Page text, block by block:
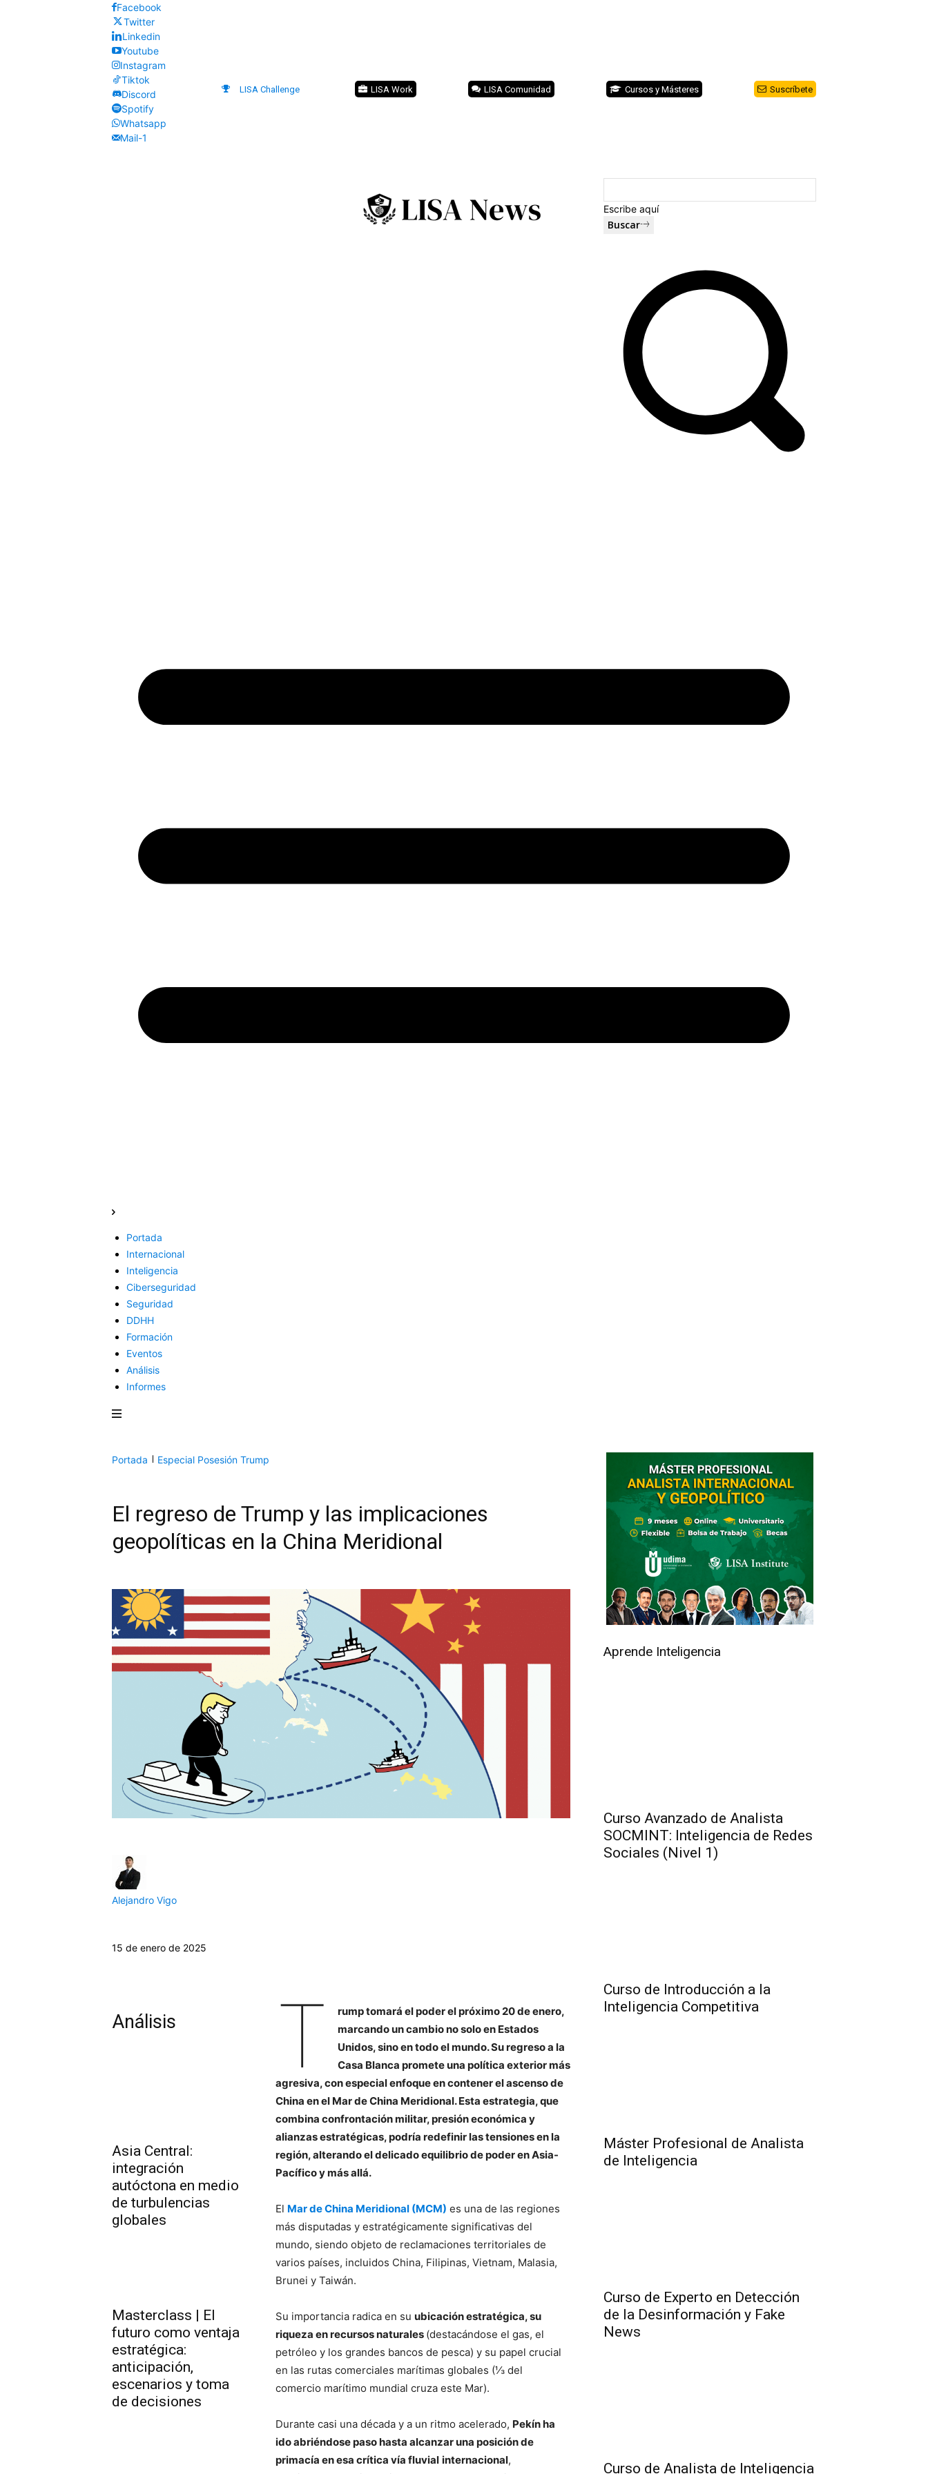
Suscríbete
Cursos y Másteres
LISA Comunidad
LISA Work
LISA Challenge
Facebook
Twitter
Linkedin
Youtube
Instagram
Tiktok
Discord
Spotify
Whatsapp
Mail-1
Escribe aquí
Buscar
Portada
Internacional
Inteligencia
Ciberseguridad
Seguridad
DDHH
Formación
Eventos
Análisis
Informes
Portada Especial Posesión Trump
El regreso de Trump y las implicaciones
geopolíticas en la China Meridional
Alejandro Vigo
15 de enero de 2025
Análisis
Asia Central:
integración
autóctona en medio
de turbulencias
globales
Masterclass | El
futuro como ventaja
estratégica:
anticipación,
escenarios y toma
de decisiones
T
rump tomará el poder el próximo 20 de enero,
marcando un cambio no solo en Estados
Unidos, sino en todo el mundo. Su regreso a la
Casa Blanca promete una política exterior más
agresiva, con especial enfoque en contener el ascenso de
China en el Mar de China Meridional. Esta estrategia, que
combina confrontación militar, presión económica y
alianzas estratégicas, podría redefinir las tensiones en la
región, alterando el delicado equilibrio de poder en Asia-
Pacífico y más allá.
El Mar de China Meridional (MCM) es una de las regiones
más disputadas y estratégicamente significativas del
mundo, siendo objeto de reclamaciones territoriales de
varios países, incluidos China, Filipinas, Vietnam, Malasia,
Brunei y Taiwán.
Su importancia radica en suubicación estratégica, su
riqueza en recursos naturales (destacándose el gas, el
petróleo y los grandes bancos de pesca) y su papel crucial
en las rutas comerciales marítimas globales (⅓ del
comercio marítimo mundial cruza este Mar).
Durante casi una década y a un ritmo acelerado, Pekín ha
ido abriéndose paso hasta alcanzar una posición de
primacía en esa crítica vía fluvial internacional,
Aprende Inteligencia
Curso Avanzado de Analista
SOCMINT: Inteligencia de Redes
Sociales (Nivel 1)
Curso de Introducción a la
Inteligencia Competitiva
Máster Profesional de Analista
de Inteligencia
Curso de Experto en Detección
de la Desinformación y Fake
News
Curso de Analista de Inteligencia